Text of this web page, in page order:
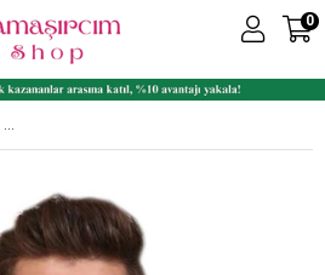
0
BERRAK 1008 %100 PAMUK RIBANA ERKEK ATLET